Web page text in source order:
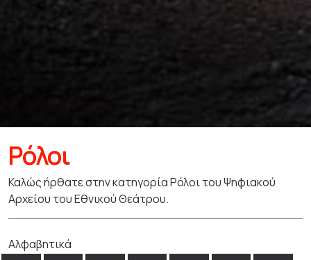
Ρόλοι
Καλώς ήρθατε στην κατηγορία Ρόλοι του Ψηφιακού
Αρχείου του Εθνικού Θεάτρου.
Αλφαβητικά